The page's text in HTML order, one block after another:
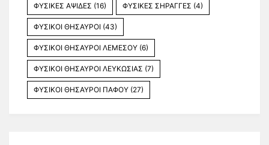
ΦΥΣΙΚΕΣ ΑΨΙΔΕΣ (16) ΦΥΣΙΚΕΣ ΣΗΡΑΓΓΕΣ (4)
ΦΥΣΙΚΟΙ ΘΗΣΑΥΡΟΙ (43)
ΦΥΣΙΚΟΙ ΘΗΣΑΥΡΟΙ ΛΕΜΕΣΟΥ (6)
ΦΥΣΙΚΟΙ ΘΗΣΑΥΡΟΙ ΛΕΥΚΩΣΙΑΣ (7)
ΦΥΣΙΚΟΙ ΘΗΣΑΥΡΟΙ ΠΑΦΟΥ (27)